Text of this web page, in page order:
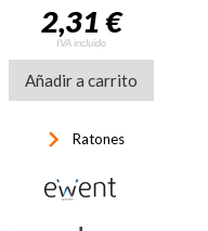
2,31 €
IVA incluido
Añadir a carrito
keyboard_arrow_right Ratones